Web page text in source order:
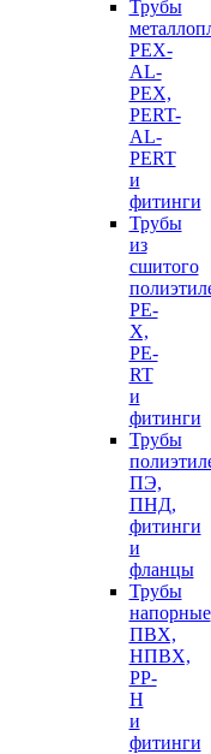
Трубы
PEX-
AL-
PEX,
PERT-
AL-
PERT
и
фитинги
Трубы
из
сшитого
PE-
X,
PE-
RT
и
фитинги
Трубы
ПЭ,
ПНД,
фитинги
и
фланцы
Трубы
напорные
ПВХ,
НПВХ,
PP-
H
и
фитинги